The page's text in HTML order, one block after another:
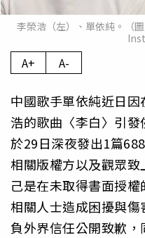
李榮浩（左）、單依純。（
A+ A-
中國歌手單依純近日
浩的歌曲〈李白〉引
於29日深夜發出1篇
相關版權方以及觀眾
己是在未取得書面授
相關人士造成困擾與
負外界信任公開致歉